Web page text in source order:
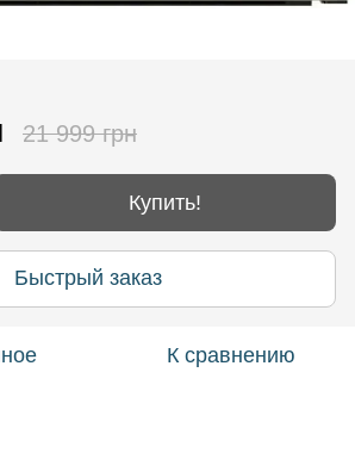
21 999 грн
Купить!
Быстрый заказ
К сравнению